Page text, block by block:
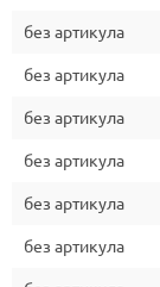
без артикула
без артикула
без артикула
без артикула
без артикула
без артикула